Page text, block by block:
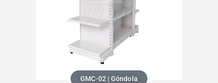
GMC-02 | Góndola